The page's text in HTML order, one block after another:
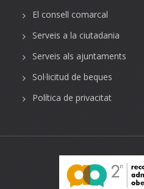
El consell comarcal
Serveis a la ciutadania
Serveis als ajuntaments
Sol·licitud de beques
Política de privacitat